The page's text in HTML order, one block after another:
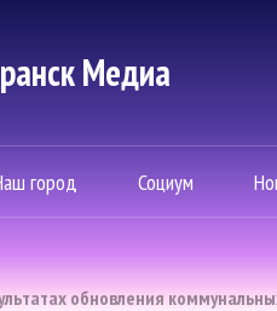
Mедиа
город Социум
обновления